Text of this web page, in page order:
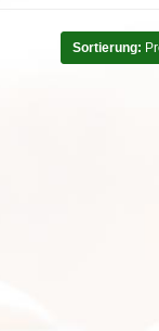
Sortierung: